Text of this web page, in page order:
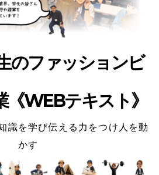
のファッションビ
《WEBテキスト》
識を学び伝える力をつけ人を動
かす